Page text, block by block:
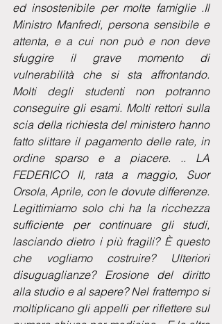
ed insostenibile per molte famiglie .Il
Ministro Manfredi, persona sensibile e
attenta, e a cui non può e non deve
sfuggire il grave momento di
vulnerabilità che si sta affrontando.
Molti degli studenti non potranno
conseguire gli esami. Molti rettori sulla
scia della richiesta del ministero hanno
fatto slittare il pagamento delle rate, in
ordine sparso e a piacere. .. LA
FEDERICO II, rata a maggio, Suor
Orsola, Aprile, con le dovute differenze.
Legittimiamo solo chi ha la ricchezza
sufficiente per continuare gli studi,
lasciando dietro i più fragili? È questo
che vogliamo costruire? Ulteriori
disuguaglianze? Erosione del diritto
alla studio e al sapere? Nel frattempo si
moltiplicano gli appelli per riflettere sul